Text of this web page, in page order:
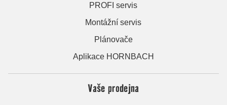
PROFI servis
Montážní servis
Plánovače
Aplikace HORNBACH
Vaše prodejna